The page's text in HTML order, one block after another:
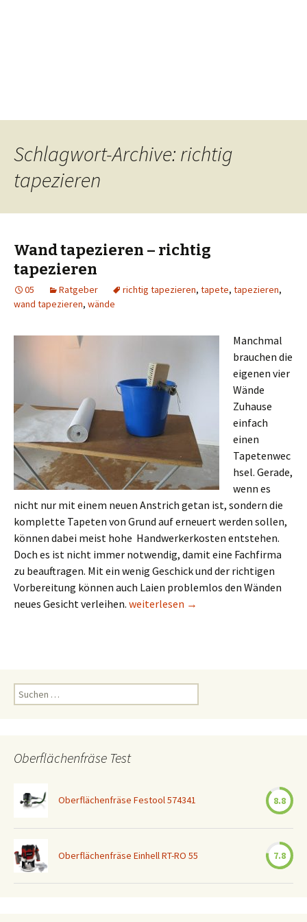
Schlagwort-Archive: richtig
tapezieren
Wand tapezieren – richtig
tapezieren
05 Ratgeber richtig tapezieren, tapete, tapezieren,
wand tapezieren, wände
Manchmal
brauchen die
eigenen vier
Wände
Zuhause
einfach
einen
Tapetenwec
hsel. Gerade,
wenn es
nicht nur mit einem neuen Anstrich getan ist, sondern die
komplette Tapeten von Grund auf erneuert werden sollen,
können dabei meist hohe Handwerkerkosten entstehen.
Doch es ist nicht immer notwendig, damit eine Fachfirma
zu beauftragen. Mit ein wenig Geschick und der richtigen
Vorbereitung können auch Laien problemlos den Wänden
neues Gesicht verleihen. Wand tapezieren – richtig tapezieren
weiterlesen →
Suchen
nach:
Oberflächenfräse Test
Oberflächenfräse Festool 574341 8.8
Oberflächenfräse Einhell RT-RO 55 7.8